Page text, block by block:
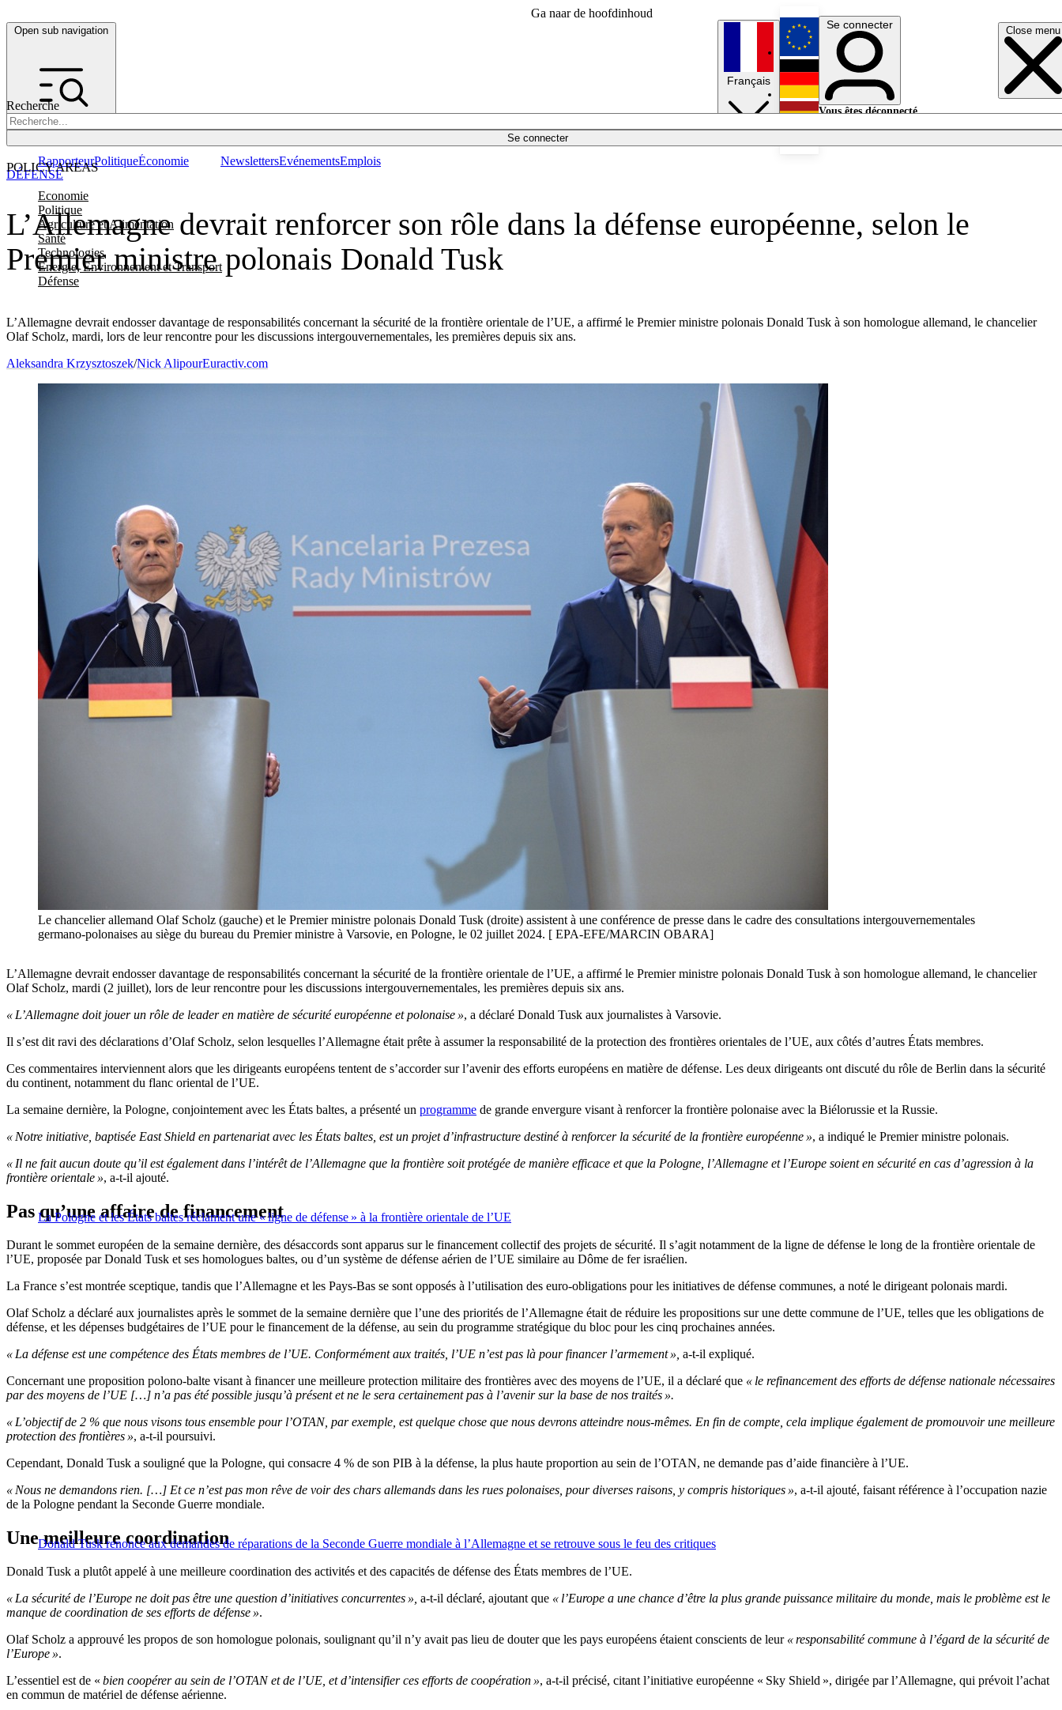
Ga naar de hoofdinhoud
Open sub navigation Close menu
Recherche
Se connecter
POLICY AREAS
Economie
Politique
Agriculture et Alimentation
Santé
Technologies
Energie, Environnement et Transport
Défense
RapporteurPolitiqueÉconomie NewslettersEvénementsEmplois
Français
English
Deutsch
Se connecter
Vous êtes déconnecté.
L’Allemagne devrait renforcer son rôle dans la défense européenne, selon le
Premier ministre polonais Donald Tusk
L’Allemagne devrait endosser davantage de responsabilités concernant la sécurité de la frontière orientale de l’UE, a affirmé le Premier ministre polonais Donald Tusk à son homologue allemand, le chancelier
Olaf Scholz, mardi, lors de leur rencontre pour les discussions intergouvernementales, les premières depuis six ans.
DÉFENSE
Aleksandra Krzysztoszek/Nick AlipourEuractiv.com
Le chancelier allemand Olaf Scholz (gauche) et le Premier ministre polonais Donald Tusk (droite) assistent à une conférence de presse dans le cadre des consultations intergouvernementales
germano-polonaises au siège du bureau du Premier ministre à Varsovie, en Pologne, le 02 juillet 2024. [ EPA-EFE/MARCIN OBARA]
L’Allemagne devrait endosser davantage de responsabilités concernant la sécurité de la frontière orientale de l’UE, a affirmé le Premier ministre polonais Donald Tusk à son homologue allemand, le chancelier
Olaf Scholz, mardi (2 juillet), lors de leur rencontre pour les discussions intergouvernementales, les premières depuis six ans.
« L’Allemagne doit jouer un rôle de leader en matière de sécurité européenne et polonaise », a déclaré Donald Tusk aux journalistes à Varsovie.
Il s’est dit ravi des déclarations d’Olaf Scholz, selon lesquelles l’Allemagne était prête à assumer la responsabilité de la protection des frontières orientales de l’UE, aux côtés d’autres États membres.
Ces commentaires interviennent alors que les dirigeants européens tentent de s’accorder sur l’avenir des efforts européens en matière de défense. Les deux dirigeants ont discuté du rôle de Berlin dans la sécurité
du continent, notamment du flanc oriental de l’UE.
La semaine dernière, la Pologne, conjointement avec les États baltes, a présenté un programme de grande envergure visant à renforcer la frontière polonaise avec la Biélorussie et la Russie.
« Notre initiative, baptisée East Shield en partenariat avec les États baltes, est un projet d’infrastructure destiné à renforcer la sécurité de la frontière européenne », a indiqué le Premier ministre polonais.
« Il ne fait aucun doute qu’il est également dans l’intérêt de l’Allemagne que la frontière soit protégée de manière efficace et que la Pologne, l’Allemagne et l’Europe soient en sécurité en cas d’agression à la
frontière orientale », a-t-il ajouté.
La Pologne et les États baltes réclament une « ligne de défense » à la frontière orientale de l’UE
Pas qu’une affaire de financement
Durant le sommet européen de la semaine dernière, des désaccords sont apparus sur le financement collectif des projets de sécurité. Il s’agit notamment de la ligne de défense le long de la frontière orientale de
l’UE, proposée par Donald Tusk et ses homologues baltes, ou d’un système de défense aérien de l’UE similaire au Dôme de fer israélien.
La France s’est montrée sceptique, tandis que l’Allemagne et les Pays-Bas se sont opposés à l’utilisation des euro-obligations pour les initiatives de défense communes, a noté le dirigeant polonais mardi.
Olaf Scholz a déclaré aux journalistes après le sommet de la semaine dernière que l’une des priorités de l’Allemagne était de réduire les propositions sur une dette commune de l’UE, telles que les obligations de
défense, et les dépenses budgétaires de l’UE pour le financement de la défense, au sein du programme stratégique du bloc pour les cinq prochaines années.
« La défense est une compétence des États membres de l’UE. Conformément aux traités, l’UE n’est pas là pour financer l’armement », a-t-il expliqué.
Concernant une proposition polono-balte visant à financer une meilleure protection militaire des frontières avec des moyens de l’UE, il a déclaré que « le refinancement des efforts de défense nationale nécessaires
par des moyens de l’UE […] n’a pas été possible jusqu’à présent et ne le sera certainement pas à l’avenir sur la base de nos traités ».
« L’objectif de 2 % que nous visons tous ensemble pour l’OTAN, par exemple, est quelque chose que nous devrons atteindre nous-mêmes. En fin de compte, cela implique également de promouvoir une meilleure
protection des frontières », a-t-il poursuivi.
Cependant, Donald Tusk a souligné que la Pologne, qui consacre 4 % de son PIB à la défense, la plus haute proportion au sein de l’OTAN, ne demande pas d’aide financière à l’UE.
« Nous ne demandons rien. […] Et ce n’est pas mon rêve de voir des chars allemands dans les rues polonaises, pour diverses raisons, y compris historiques », a-t-il ajouté, faisant référence à l’occupation nazie
de la Pologne pendant la Seconde Guerre mondiale.
Donald Tusk renonce aux demandes de réparations de la Seconde Guerre mondiale à l’Allemagne et se retrouve sous le feu des critiques
Une meilleure coordination
Donald Tusk a plutôt appelé à une meilleure coordination des activités et des capacités de défense des États membres de l’UE.
« La sécurité de l’Europe ne doit pas être une question d’initiatives concurrentes », a-t-il déclaré, ajoutant que « l’Europe a une chance d’être la plus grande puissance militaire du monde, mais le problème est le
manque de coordination de ses efforts de défense ».
Olaf Scholz a approuvé les propos de son homologue polonais, soulignant qu’il n’y avait pas lieu de douter que les pays européens étaient conscients de leur « responsabilité commune à l’égard de la sécurité de
l’Europe ».
L’essentiel est de « bien coopérer au sein de l’OTAN et de l’UE, et d’intensifier ces efforts de coopération », a-t-il précisé, citant l’initiative européenne « Sky Shield », dirigée par l’Allemagne, qui prévoit l’achat
en commun de matériel de défense aérienne.